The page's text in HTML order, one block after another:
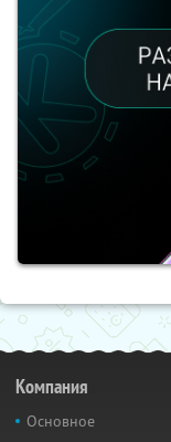
Компания
Основное